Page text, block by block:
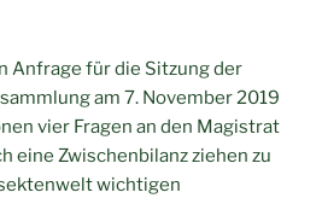
Anfrage für die Sitzung der
am 7. November 2019
vier Fragen an den Magistrat
eine Zwischenbilanz ziehen zu
wichtigen